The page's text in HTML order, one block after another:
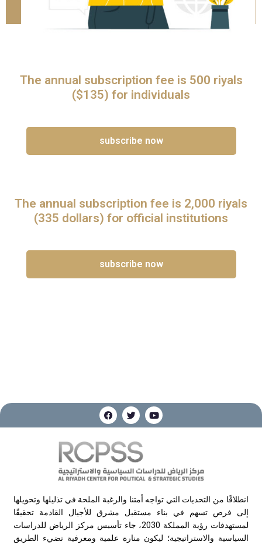
The annual subscription fee is 500 riyals
($135) for individuals
subscribe now
The annual subscription fee is 2,000 riyals
(335 dollars) for official institutions
subscribe now
انطلاقًا من التحديات التي تواجه أمتنا والرغبة الملحة في تذليلها وتحويلها
إلى فرص تسهم في بناء مستقبل مشرق للأجيال القادمة تحقيقًا
لمستهدفات رؤية المملكة 2030، جاء تأسيس مركز الرياض للدراسات
السياسية والاستراتيجية؛ ليكون منارة علمية ومعرفية تضيء الطريق